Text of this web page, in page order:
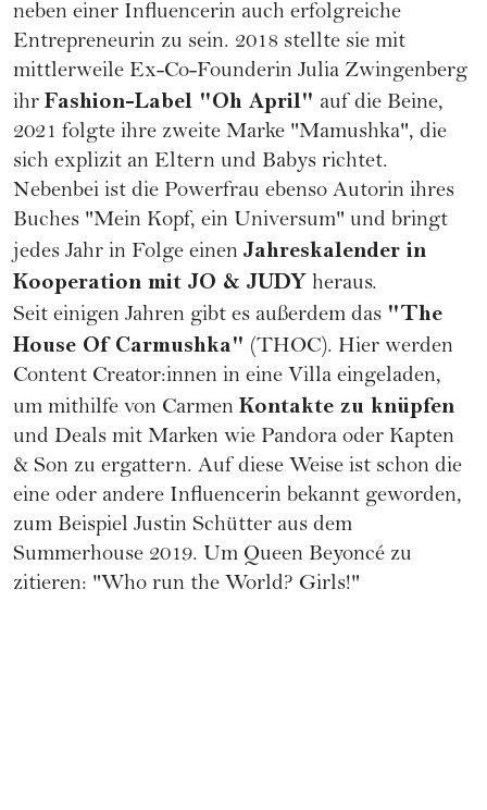
neben einer Influencerin auch erfolgreiche
Entrepreneurin zu sein. 2018 stellte sie mit
mittlerweile Ex-Co-Founderin Julia Zwingenberg
ihr Fashion-Label "Oh April" auf die Beine,
2021 folgte ihre zweite Marke "Mamushka", die
sich explizit an Eltern und Babys richtet.
Nebenbei ist die Powerfrau ebenso Autorin ihres
Buches "Mein Kopf, ein Universum" und bringt
jedes Jahr in Folge einen Jahreskalender in
Kooperation mit JO & JUDY heraus.
Seit einigen Jahren gibt es außerdem das "The
House Of Carmushka" (THOC). Hier werden
Content Creator:innen in eine Villa eingeladen,
um mithilfe von Carmen Kontakte zu knüpfen
und Deals mit Marken wie Pandora oder Kapten
& Son zu ergattern. Auf diese Weise ist schon die
eine oder andere Influencerin bekannt geworden,
zum Beispiel Justin Schütter aus dem
Summerhouse 2019. Um Queen Beyoncé zu
zitieren: "Who run the World? Girls!"